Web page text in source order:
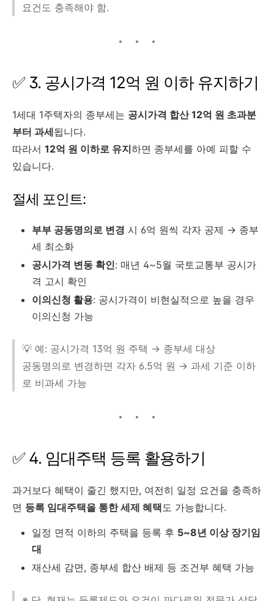
요건도 충족해야 함.
✅ 3. 공시가격 12억 원 이하 유지하기
1세대 1주택자의 종부세는 공시가격 합산 12억 원 초과분
부터 과세됩니다.
따라서 12억 원 이하로 유지하면 종부세를 아예 피할 수
있습니다.
절세 포인트:
부부 공동명의로 변경 시 6억 원씩 각자 공제 → 종부
세 최소화
공시가격 변동 확인: 매년 4~5월 국토교통부 공시가
격 고시 확인
이의신청 활용: 공시가격이 비현실적으로 높을 경우
이의신청 가능
💡 예: 공시가격 13억 원 주택 → 종부세 대상
공동명의로 변경하면 각자 6.5억 원 → 과세 기준 이하
로 비과세 가능
✅ 4. 임대주택 등록 활용하기
과거보다 혜택이 줄긴 했지만, 여전히 일정 요건을 충족하
면 등록 임대주택을 통한 세제 혜택 도 가능합니다.
일정 면적 이하의 주택을 등록 후 5~8년 이상 장기임
대
재산세 감면, 종부세 합산 배제 등 조건부 혜택 가능